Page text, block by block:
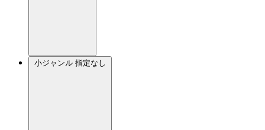
小ジャンル 指定なし